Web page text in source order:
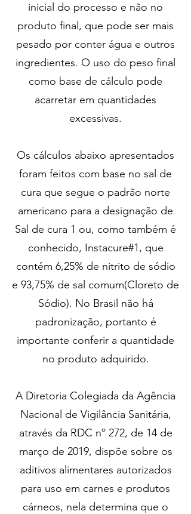
inicial do processo e não no
produto final, que pode ser mais
pesado por conter água e outros
ingredientes. O uso do peso final
como base de cálculo pode
acarretar em quantidades
excessivas.
Os cálculos abaixo apresentados
foram feitos com base no sal de
cura que segue o padrão norte
americano para a designação de
Sal de cura 1 ou, como também é
conhecido, Instacure#1, que
contém 6,25% de nitrito de sódio
e 93,75% de sal comum(Cloreto de
Sódio). No Brasil não há
padronização, portanto é
importante conferir a quantidade
no produto adquirido.
A Diretoria Colegiada da Agência
Nacional de Vigilância Sanitária,
através da RDC nº 272, de 14 de
março de 2019, dispõe sobre os
aditivos alimentares autorizados
para uso em carnes e produtos
cárneos, nela determina que o